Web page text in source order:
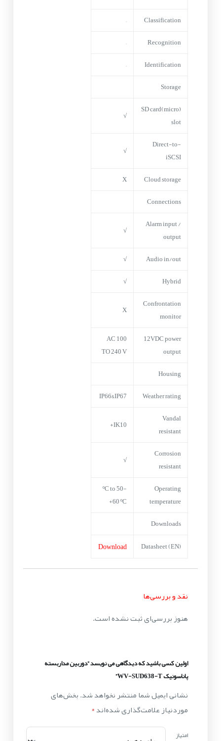
Classification
–
Recognition
–
Identification
–
Storage
(micro)SD card
slot
√
Direct-to-
iSCSI
√
Cloud storage
X
Connections
Alarm input /
output
√
Audio in/out
√
Hybrid
√
Confrontation
monitor
X
12VDC power
output
AC 100
TO 240 V
Housing
Weather rating
IP66&IP67
Vandal
resistant
IK10+
Corrosion
resistant
√
Operating
temperature
-50 ºC to
+60 ºC
Downloads
Datasheet (EN)
Download
نقد و بررسی‌ها
هنوز بررسی‌ای ثبت نشده است.
اولین کسی باشید که دیدگاهی می نویسد “دوربین مداربسته
پاناسونیک WV-SUD638-T”
نشانی ایمیل شما منتشر نخواهد شد.بخش‌های
موردنیاز علامت‌گذاری شده‌اند*
امتیاز